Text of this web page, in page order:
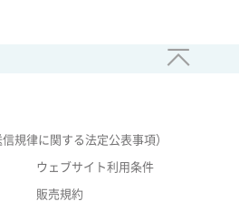
規律に関する法定公表事項）
ウェブサイト利用条件
販売規約